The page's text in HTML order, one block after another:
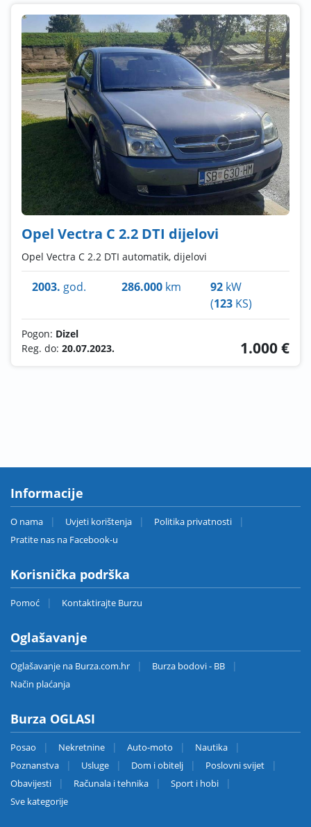
Opel Vectra C 2.2 DTI dijelovi
Opel Vectra C 2.2 DTI automatik, dijelovi
2003. god. 286.000km 92 kW
(123 KS)
Pogon: Dizel
Reg. do: 20.07.2023. 1.000 €
Informacije
O nama Uvjeti korištenja
Politika privatnosti
Pratite nas na Facebook-u
Korisnička podrška
Pomoć Kontaktirajte Burzu
Oglašavanje
Oglašavanje na Burza.com.hr
Burza bodovi - BB
Način plaćanja
Burza OGLASI
Posao Nekretnine Auto-moto
Nautika
Poznanstva
Usluge Dom i obitelj
Poslovni svijet
Obavijesti
Računala i tehnika
Sport i hobi
Sve kategorije